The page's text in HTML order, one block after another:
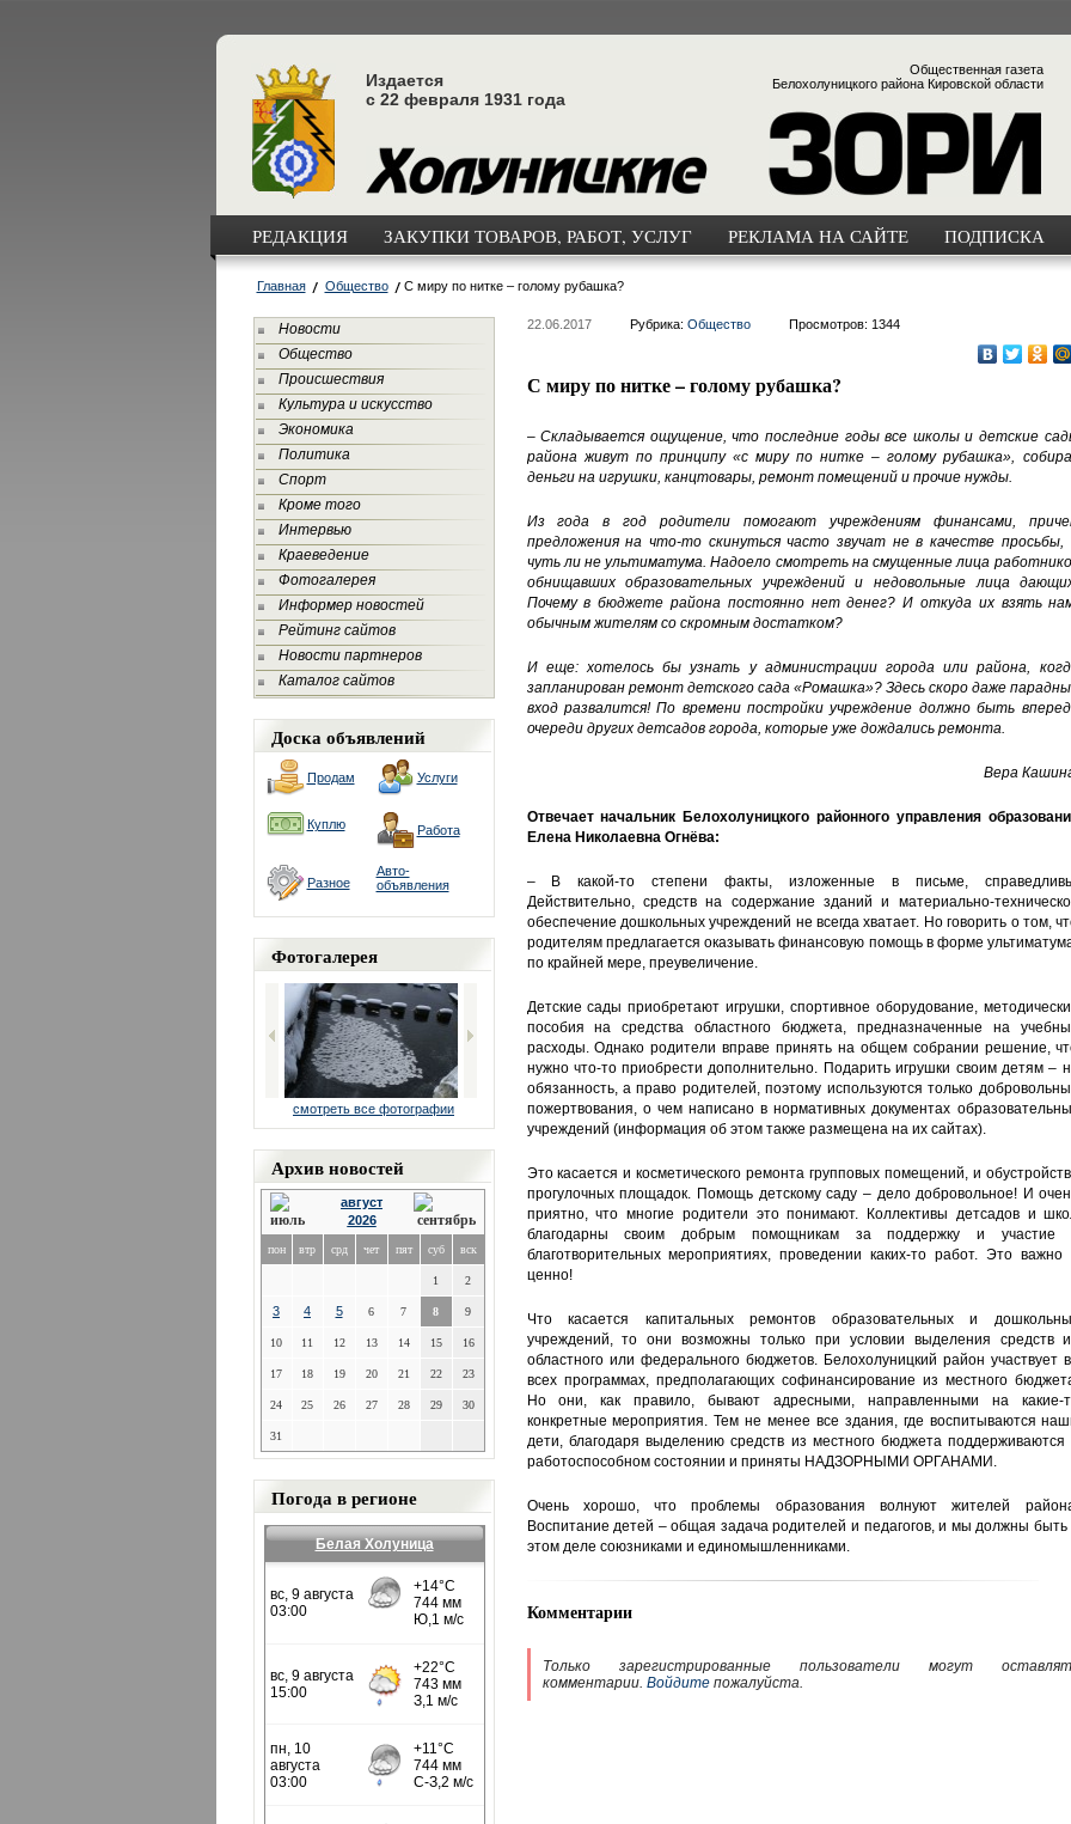
Издается
с 22 февраля 1931 года
Общественная газета
Белохолуницкого района Кировской области
РЕДАКЦИЯ ЗАКУПКИ ТОВАРОВ, РАБОТ, УСЛУГ РЕКЛАМА НА САЙТЕ ПОДПИСКА
Главная Общество С миру по нитке – голому рубашка?
Новости
Общество
Происшествия
Культура и искусство
Экономика
Политика
Спорт
Кроме того
Интервью
Краеведение
Фотогалерея
Информер новостей
Рейтинг сайтов
Новости партнеров
Каталог сайтов
Доска объявлений
Продам Услуги
Куплю Работа
Разное
Авто-
объявления
Фотогалерея
смотреть все фотографии
Архив новостей
август
2026
пон втр срд чет пят суб вск
1 2
3 4 5 6 7 8 9
10 11 12 13 14 15 16
17 18 19 20 21 22 23
24 25 26 27 28 29 30
31
Погода в регионе
Белая Холуница
22.06.2017 Рубрика: Общество Просмотров: 1344
С миру по нитке – голому рубашка?
– Складывается ощущение, что последние годы все школы и детские
района живут по принципу «с миру по нитке – голому рубашка»,
деньги на игрушки, канцтовары, ремонт помещений и прочие нужды.
Из года в год родители помогают учреждениям финансами,
предложения на что-то скинуться часто звучат не в качестве просьбы,
чуть ли не ультиматума. Надоело смотреть на смущенные лица
обнищавших образовательных учреждений и недовольные лица
Почему в бюджете района постоянно нет денег? И откуда их взять
обычным жителям со скромным достатком?
И еще: хотелось бы узнать у администрации города или района,
запланирован ремонт детского сада «Ромашка»? Здесь скоро даже
вход развалится! По времени постройки учреждение должно быть
очереди других детсадов города, которые уже дождались ремонта.
Вера
Отвечает начальник Белохолуницкого районного управления
Елена Николаевна Огнёва:
– В какой-то степени факты, изложенные в письме,
Действительно, средств на содержание зданий и материально-
обеспечение дошкольных учреждений не всегда хватает. Но говорить о том,
родителям предлагается оказывать финансовую помощь в форме
по крайней мере, преувеличение.
Детские сады приобретают игрушки, спортивное оборудование,
пособия на средства областного бюджета, предназначенные на
расходы. Однако родители вправе принять на общем собрании решение,
нужно что-то приобрести дополнительно. Подарить игрушки своим детям –
обязанность, а право родителей, поэтому используются только
пожертвования, о чем написано в нормативных документах
учреждений (информация об этом также размещена на их сайтах).
Это касается и косметического ремонта групповых помещений, и
прогулочных площадок. Помощь детскому саду – дело добровольное! И
приятно, что многие родители это понимают. Коллективы детсадов и
благодарны своим добрым помощникам за поддержку и участие
благотворительных мероприятиях, проведении каких-то работ. Это важно
ценно!
Что касается капитальных ремонтов образовательных и
учреждений, то они возможны только при условии выделения средств
областного или федерального бюджетов. Белохолуницкий район участвует
всех программах, предполагающих софинансирование из местного
Но они, как правило, бывают адресными, направленными на какие-
конкретные мероприятия. Тем не менее все здания, где воспитываются
дети, благодаря выделению средств из местного бюджета поддерживаются
работоспособном состоянии и приняты НАДЗОРНЫМИ ОРГАНАМИ.
Очень хорошо, что проблемы образования волнуют жителей
Воспитание детей – общая задача родителей и педагогов, и мы должны быть
этом деле союзниками и единомышленниками.
Комментарии
Только зарегистрированные пользователи могут
комментарии. Войдитепожалуйста.